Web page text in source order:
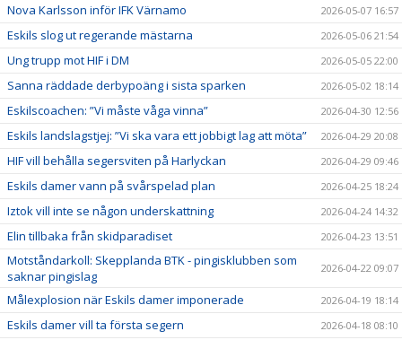
Nova Karlsson inför IFK Värnamo 2026-05-07 16:57
Eskils slog ut regerande mästarna 2026-05-06 21:54
Ung trupp mot HIF i DM 2026-05-05 22:00
Sanna räddade derbypoäng i sista sparken 2026-05-02 18:14
Eskilscoachen: ”Vi måste våga vinna” 2026-04-30 12:56
Eskils landslagstjej: ”Vi ska vara ett jobbigt lag att möta” 2026-04-29 20:08
HIF vill behålla segersviten på Harlyckan 2026-04-29 09:46
Eskils damer vann på svårspelad plan 2026-04-25 18:24
Iztok vill inte se någon underskattning 2026-04-24 14:32
Elin tillbaka från skidparadiset 2026-04-23 13:51
Motståndarkoll: Skepplanda BTK - pingisklubben som
saknar pingislag
2026-04-22 09:07
Målexplosion när Eskils damer imponerade 2026-04-19 18:14
Eskils damer vill ta första segern 2026-04-18 08:10